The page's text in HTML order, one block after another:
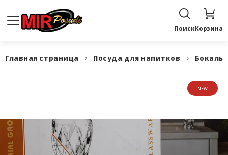
ПоискКорзина
Главная страница Посуда для напитков
NEW